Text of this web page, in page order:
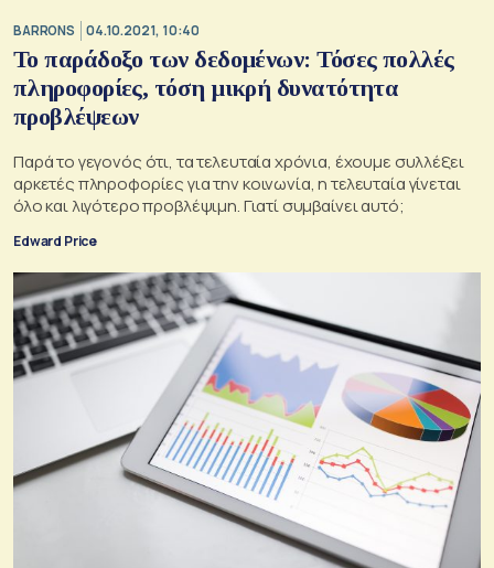
BARRONS 04.10.2021, 10:40
Το παράδοξο των δεδομένων: Τόσες πολλές
πληροφορίες, τόση μικρή δυνατότητα
προβλέψεων
Παρά το γεγονός ότι, τα τελευταία χρόνια, έχουμε συλλέξει
αρκετές πληροφορίες για την κοινωνία, η τελευταία γίνεται
όλο και λιγότερο προβλέψιμη. Γιατί συμβαίνει αυτό;
Edward Price